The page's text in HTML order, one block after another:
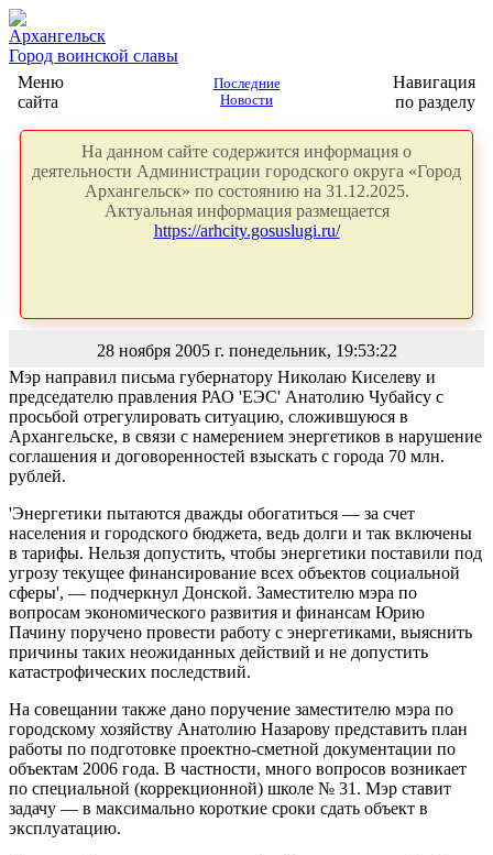
Архангельск
Город воинской славы
Меню
сайта
Последние
Новости
Навигация
по разделу
На данном сайте содержится информация о
деятельности Администрации городского округа «Город
Архангельск» по состоянию на 31.12.2025.
Актуальная информация размещается
https://arhcity.gosuslugi.ru/
28 ноября 2005 г. понедельник, 19:53:22
Мэр направил письма губернатору Николаю Киселеву и
председателю правления РАО 'ЕЭС' Анатолию Чубайсу с
просьбой отрегулировать ситуацию, сложившуюся в
Архангельске, в связи с намерением энергетиков в нарушение
соглашения и договоренностей взыскать с города 70 млн.
рублей.
'Энергетики пытаются дважды обогатиться — за счет
населения и городского бюджета, ведь долги и так включены
в тарифы. Нельзя допустить, чтобы энергетики поставили под
угрозу текущее финансирование всех объектов социальной
сферы', — подчеркнул Донской. Заместителю мэра по
вопросам экономического развития и финансам Юрию
Пачину поручено провести работу с энергетиками, выяснить
причины таких неожиданных действий и не допустить
катастрофических последствий.
На совещании также дано поручение заместителю мэра по
городскому хозяйству Анатолию Назарову представить план
работы по подготовке проектно-сметной документации по
объектам 2006 года. В частности, много вопросов возникает
по специальной (коррекционной) школе № 31. Мэр ставит
задачу — в максимально короткие сроки сдать объект в
эксплуатацию.